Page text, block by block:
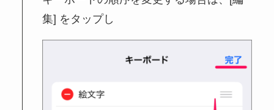
集] をタップし